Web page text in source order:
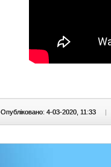
Опубліковано: 4-03-2020, 11:33 |